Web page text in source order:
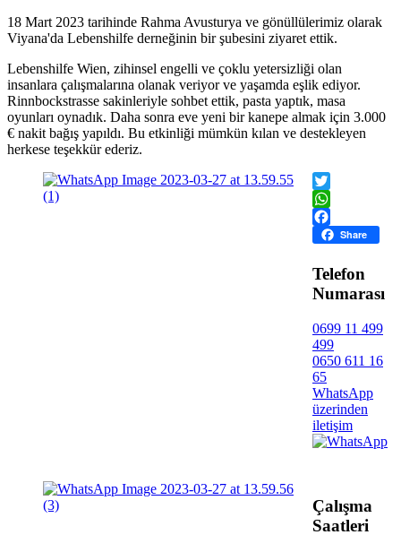
18 Mart 2023 tarihinde Rahma Avusturya ve gönüllülerimiz olarak
Viyana'da Lebenshilfe derneğinin bir şubesini ziyaret ettik.
Lebenshilfe Wien, zihinsel engelli ve çoklu yetersizliği olan
insanlara çalışmalarına olanak veriyor ve yaşamda eşlik ediyor.
Rinnbockstrasse sakinleriyle sohbet ettik, pasta yaptık, masa
oyunları oynadık. Daha sonra eve yeni bir kanepe almak için 3.000
€ nakit bağış yapıldı. Bu etkinliği mümkün kılan ve destekleyen
herkese teşekkür ederiz.
Twitter
WhatsApp
Facebook
Share
Telefon
Numarası
0699 11 499
499
0650 611 16
65
WhatsApp
üzerinden
iletişim
Çalışma
Saatleri